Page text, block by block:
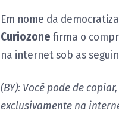
Em nome da
Curiozone firma o
na internet sob as
(BY): Você pode de
exclusivamente na